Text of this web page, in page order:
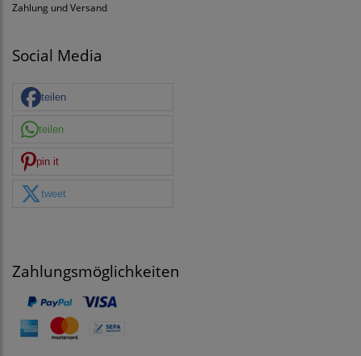
Zahlung und Versand
Social Media
teilen
teilen
pin it
tweet
Zahlungsmöglichkeiten